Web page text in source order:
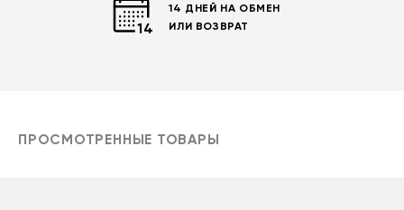
14 ДНЕЙ НА ОБМЕН
ИЛИ ВОЗВРАТ
ПРОСМОТРЕННЫЕ ТОВАРЫ